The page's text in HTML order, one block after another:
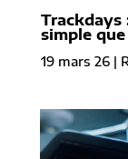
Trackdays
simple
19 mars 26|